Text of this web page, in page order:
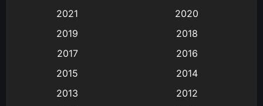
Animation อนิเมะ
Animation แอนิเมชัน
(9)
2021
2020
2019
2018
2017
2016
2015
2014
2013
2012